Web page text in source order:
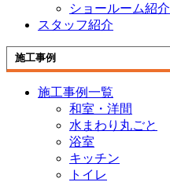
ショールーム紹介
スタッフ紹介
施工事例
施工事例一覧
和室・洋間
水まわり丸ごと
浴室
キッチン
トイレ